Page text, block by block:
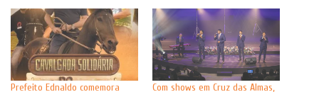
Prefeito Ednaldo comemora
Com shows em Cruz das Almas,